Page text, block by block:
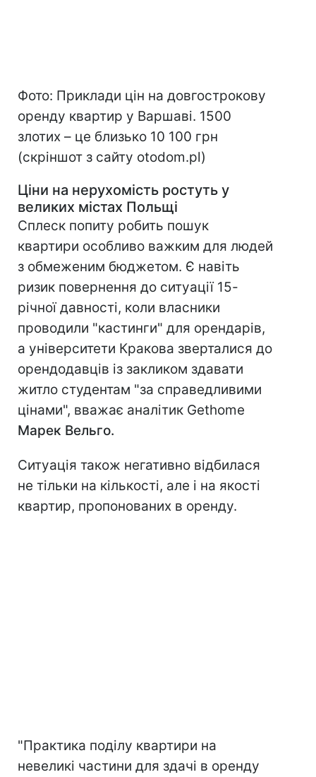
Фото: Приклади цін на довгострокову
оренду квартир у Варшаві. 1500
злотих – це близько 10 100 грн
(скріншот з сайту otodom.pl)
Ціни на нерухомість ростуть у
великих містах Польщі
Сплеск попиту робить пошук
квартири особливо важким для людей
з обмеженим бюджетом. Є навіть
ризик повернення до ситуації 15-
річної давності, коли власники
проводили "кастинги" для орендарів,
а університети Кракова зверталися до
орендодавців із закликом здавати
житло студентам "за справедливими
цінами", вважає аналітик Gethome
Марек Вельго.
Ситуація також негативно відбилася
не тільки на кількості, але і на якості
квартир, пропонованих в оренду.
"Практика поділу квартири на
невеликі частини для здачі в оренду